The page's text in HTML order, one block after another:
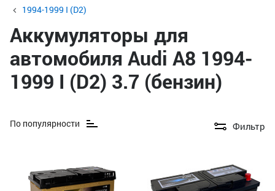
1994-1999 I (D2)
Аккумуляторы для
автомобиля Audi A8 1994-
1999 I (D2) 3.7 (бензин)
По популярности Фильтр